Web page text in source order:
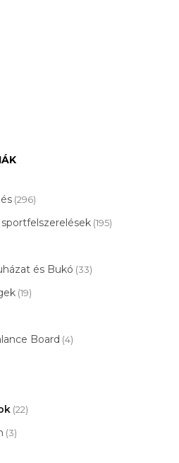
(296)
(195)
és Bukó (33)
(19)
Board (4)
(22)
(3)